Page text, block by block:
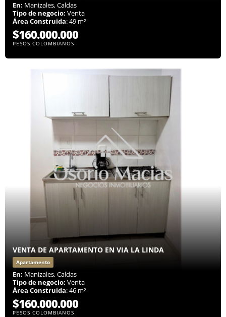
En: Manizales, Caldas
Tipo de negocio: Venta
Área Construida: 49 m²
$160.000.000
PESOS COLOMBIANOS
VENTA DE APARTAMENTO EN VIA LA LINDA
Apartamento
En: Manizales, Caldas
Tipo de negocio: Venta
Área Construida: 46 m²
$160.000.000
PESOS COLOMBIANOS